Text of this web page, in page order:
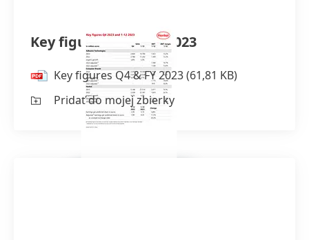
Key figures Q4 & FY 2023
Key figures Q4 & FY 2023(61,81 KB)
Pridať do mojej zbierky